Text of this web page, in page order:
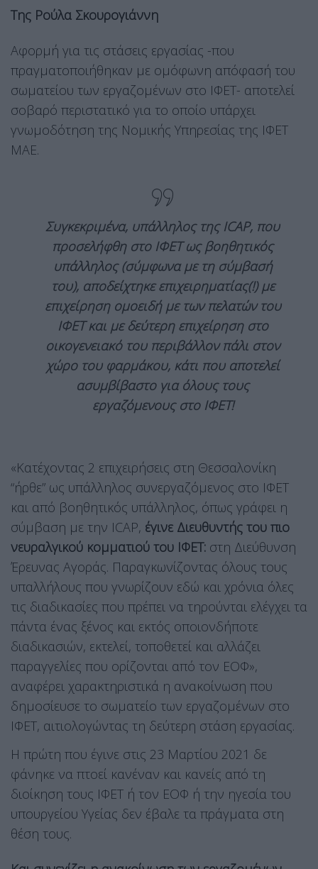
Της Ρούλα Σκουρογιάννη
Αφορμή για τις στάσεις εργασίας -που
πραγματοποιήθηκαν με ομόφωνη απόφασή του
σωματείου των εργαζομένων στο ΙΦΕΤ- αποτελεί
σοβαρό περιστατικό για το οποίο υπάρχει
γνωμοδότηση της Νομικής Υπηρεσίας της ΙΦΕΤ
ΜΑΕ.
Συγκεκριμένα, υπάλληλος της ICAP, που
προσελήφθη στο ΙΦΕΤ ως βοηθητικός
υπάλληλος (σύμφωνα με τη σύμβασή
του), αποδείχτηκε επιχειρηματίας(!) με
επιχείρηση ομοειδή με των πελατών του
ΙΦΕΤ και με δεύτερη επιχείρηση στο
οικογενειακό του περιβάλλον πάλι στον
χώρο του φαρμάκου, κάτι που αποτελεί
ασυμβίβαστο για όλους τους
εργαζόμενους στο ΙΦΕΤ!
«Κατέχοντας 2 επιχειρήσεις στη Θεσσαλονίκη
“ήρθε” ως υπάλληλος συνεργαζόμενος στο ΙΦΕΤ
και από βοηθητικός υπάλληλος, όπως γράφει η
σύμβαση με την ICAP, έγινε Διευθυντής του πιο
νευραλγικού κομματιού του ΙΦΕΤ: στη Διεύθυνση
Έρευνας Αγοράς. Παραγκωνίζοντας όλους τους
υπαλλήλους που γνωρίζουν εδώ και χρόνια όλες
τις διαδικασίες που πρέπει να τηρούνται ελέγχει τα
πάντα ένας ξένος και εκτός οποιονδήποτε
διαδικασιών, εκτελεί, τοποθετεί και αλλάζει
παραγγελίες που ορίζονται από τον ΕΟΦ»,
αναφέρει χαρακτηριστικά η ανακοίνωση που
δημοσίευσε το σωματείο των εργαζομένων στο
ΙΦΕΤ, αιτιολογώντας τη δεύτερη στάση εργασίας.
Η πρώτη που έγινε στις 23 Μαρτίου 2021 δε
φάνηκε να πτοεί κανέναν και κανείς από τη
διοίκηση τους ΙΦΕΤ ή τον ΕΟΦ ή την ηγεσία του
υπουργείου Υγείας δεν έβαλε τα πράγματα στη
θέση τους.